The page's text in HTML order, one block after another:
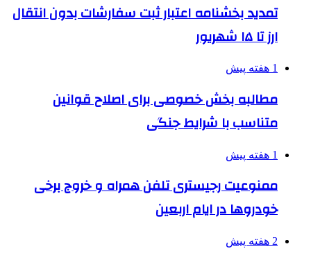
تمدید بخشنامه اعتبار ثبت سفارشات بدون انتقال
ارز تا ۱۵ شهریور
1 هفته پیش
مطالبه بخش خصوصی برای اصلاح قوانین
متناسب با شرایط جنگی
1 هفته پیش
ممنوعیت رجیستری تلفن همراه و خروج برخی
خودروها در ایام اربعین
2 هفته پیش